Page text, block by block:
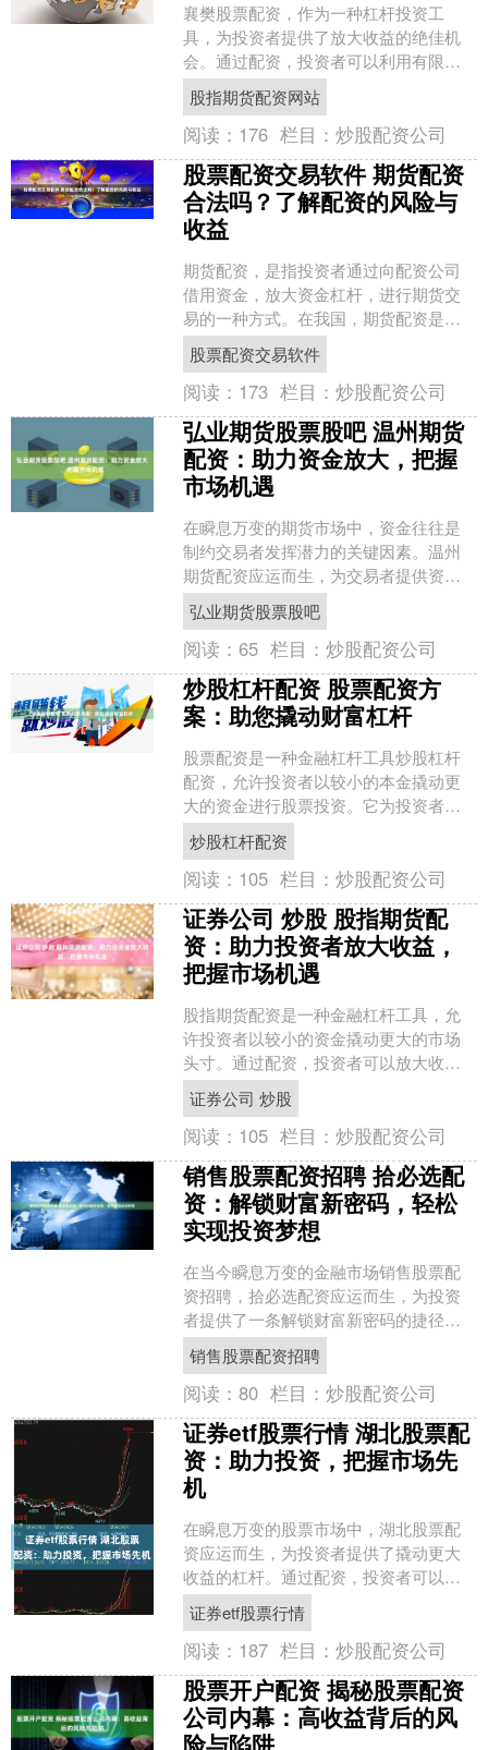
襄樊股票配资，作为一种杠杆投资工
具，为投资者提供了放大收益的绝佳机
会。通过配资，投资者可以利用有限的
资金撬动更大的投资规模，从而提高潜
在收益率。 炒股配资是一种....
股指期货配资网站
阅读： 176 栏目：炒股配资公司
股票配资交易软件 期货配资
合法吗？了解配资的风险与
收益
期货配资，是指投资者通过向配资公司
借用资金，放大资金杠杆，进行期货交
易的一种方式。在我国，期货配资是否
合法，一直是一个备受争议的话题。 1.
选项：配资买卖有多种....
股票配资交易软件
阅读： 173 栏目：炒股配资公司
弘业期货股票股吧 温州期货
配资：助力资金放大，把握
市场机遇
在瞬息万变的期货市场中，资金往往是
制约交易者发挥潜力的关键因素。温州
期货配资应运而生，为交易者提供资金
放大服务，助力其把握市场机遇。 专业
股票配资服务提供商提供....
弘业期货股票股吧
阅读：65 栏目：炒股配资公司
炒股杠杆配资 股票配资方
案：助您撬动财富杠杆
股票配资是一种金融杠杆工具炒股杠杆
配资，允许投资者以较小的本金撬动更
大的资金进行股票投资。它为投资者提
供了放大收益的潜力，但也带来了更高
的风险。 股票配资申请流....
炒股杠杆配资
阅读： 105 栏目：炒股配资公司
证券公司 炒股 股指期货配
资：助力投资者放大收益，
把握市场机遇
股指期货配资是一种金融杠杆工具，允
许投资者以较小的资金撬动更大的市场
头寸。通过配资，投资者可以放大收
益，把握市场机遇证券公司 炒股，提升
投资效率。 股票期权是一....
证券公司 炒股
阅读： 105 栏目：炒股配资公司
销售股票配资招聘 拾必选配
资：解锁财富新密码，轻松
实现投资梦想
在当今瞬息万变的金融市场销售股票配
资招聘，拾必选配资应运而生，为投资
者提供了一条解锁财富新密码的捷径。
配资，顾名思义，就是通过向平台借入
资金，放大投资本金，从而....
销售股票配资招聘
阅读：80 栏目：炒股配资公司
证券etf股票行情 湖北股票配
资：助力投资，把握市场先
机
在瞬息万变的股票市场中，湖北股票配
资应运而生，为投资者提供了撬动更大
收益的杠杆。通过配资，投资者可以放
大资金规模，增加投资机会，从而提升
获利空间。 * **放大....
证券etf股票行情
阅读： 187 栏目：炒股配资公司
股票开户配资 揭秘股票配资
公司内幕：高收益背后的风
险与陷阱